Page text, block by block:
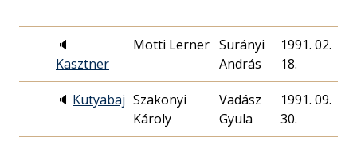
🔈
Kasztner
Motti Lerner Surányi
András
1991. 02.
18.
🔈 Kutyabaj Szakonyi
Károly
Vadász
Gyula
1991. 09.
30.